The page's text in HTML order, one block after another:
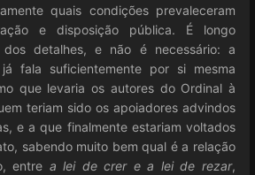
quais condições prevaleceram
e disposição pública. É longo
detalhes, e não é necessário: a
fala suficientemente por si mesma
que levaria os autores do Ordinal à
teriam sido os apoiadores advindos
e a que finalmente estariam voltados
sabendo muito bem qual é a relação
entre a lei de crer e a lei de rezar,